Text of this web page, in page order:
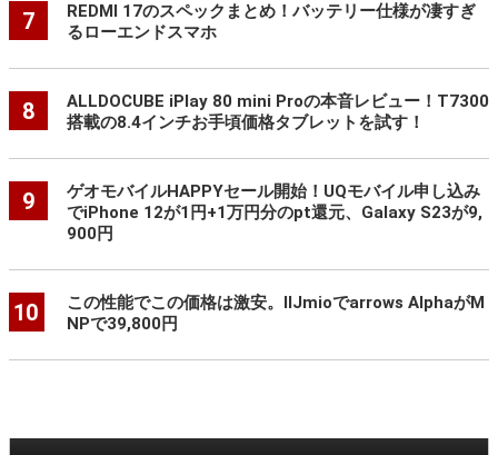
7
REDMI 17のスペックまとめ！バッテリー仕様が凄すぎ
るローエンドスマホ
8
ALLDOCUBE iPlay 80 mini Proの本音レビュー！T7300
搭載の8.4インチお手頃価格タブレットを試す！
9
ゲオモバイルHAPPYセール開始！UQモバイル申し込み
でiPhone 12が1円+1万円分のpt還元、Galaxy S23が9,
900円
10
この性能でこの価格は激安。IIJmioでarrows AlphaがM
NPで39,800円